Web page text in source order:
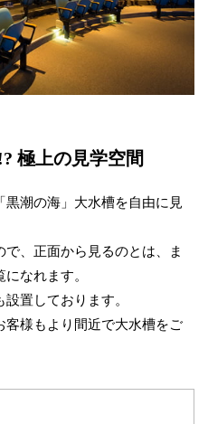
極上の見学空間
潮の海」大水槽を自由に見
、正面から見るのとは、ま
なれます。
置しております。
様もより間近で大水槽をご